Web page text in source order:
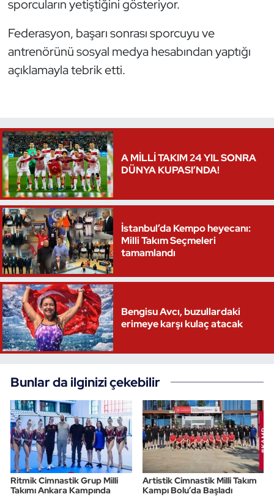
sporcuların yetiştiğini gösteriyor.
Federasyon, başarı sonrası sporcuyu ve
antrenörünü sosyal medya hesabından yaptığı
açıklamayla tebrik etti.
A MİLLİ TAKIM 24 YIL SONRA
DÜNYA KUPASI’NDA!
İstanbul’da Kempo heyecanı:
Milli Takım Seçmeleri
tamamlandı
Bengisu Avcı, buzullardaki
erimeye karşı kulaç atacak
Bunlar da ilginizi çekebilir
Ritmik Cimnastik Grup Milli
Takımı Ankara Kampında
Artistik Cimnastik Milli Takım
Kampı Bolu’da Başladı
Özel Sporcular
Paralimpik
Satranç
Su Topu
Sualtı Sporları
Tekvando
Tenis
Triatlon
Voleybol
Wushu Kungfu
Yelken
Yüzme